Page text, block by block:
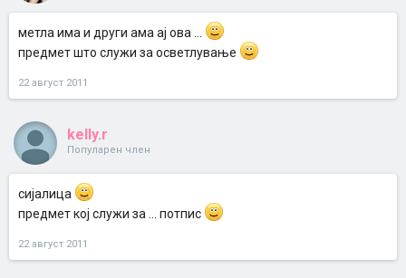
метла има и други ама ај ова ...
предмет што служи за осветлување
22 август 2011
kelly.r
Популарен член
сијалица
предмет кој служи за ... потпис
22 август 2011